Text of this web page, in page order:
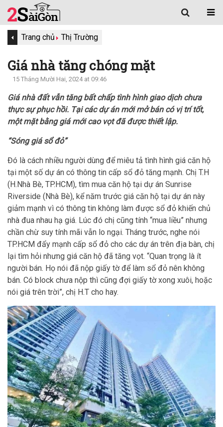
Trang chủ Thị Trường
Giá nhà tăng chóng mặt
15 Tháng Mười Hai, 2024 at 09:46
Giá nhà đất vẫn tăng bất chấp tình hình giao dịch chưa
thực sự phục hồi. Tại các dự án mới mở bán có vị trí tốt,
một mặt bằng giá mới cao vọt đã được thiết lập.
“Sóng giá sổ đỏ”
Đó là cách nhiều người dùng để miêu tả tình hình giá căn hộ
tại một số dự án có thông tin cấp sổ đỏ tăng mạnh. Chị T.H
(H.Nhà Bè, TP.HCM), tìm mua căn hộ tại dự án Sunrise
Riverside (Nhà Bè), kể năm trước giá căn hộ tại dự án này
giảm mạnh vì có thông tin không làm được sổ đỏ khiến chủ
nhà đua nhau hạ giá. Lúc đó chị cũng tính “mua liều” nhưng
chần chừ suy tính mãi vẫn lo ngại. Tháng trước, nghe nói
TP.HCM đẩy mạnh cấp sổ đỏ cho các dự án trên địa bàn, chị
lại tìm hỏi nhưng giá căn hộ đã tăng vọt. “Quan trọng là ít
người bán. Họ nói đã nộp giấy tờ để làm sổ đỏ nên không
bán. Có block chưa nộp thì cũng đợi giấy tờ xong xuôi, hoặc
nói giá trên trời”, chị H.T cho hay.